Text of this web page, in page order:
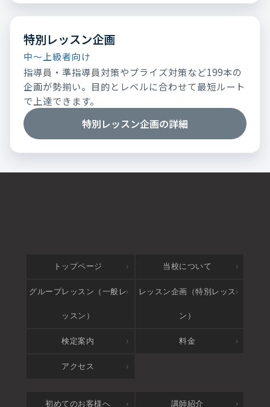
特別レッスン企画
中～上級者向け
指導員・準指導員対策やプライズ対策など199本の
企画が勢揃い。目的とレベルに合わせて最短ルート
で上達できます。
特別レッスン企画の詳細
トップページ 当校について
グループレッスン（一般レ
ッスン）
レッスン企画（特別レッス
ン）
検定案内 料金
アクセス
初めてのお客様へ 講師紹介